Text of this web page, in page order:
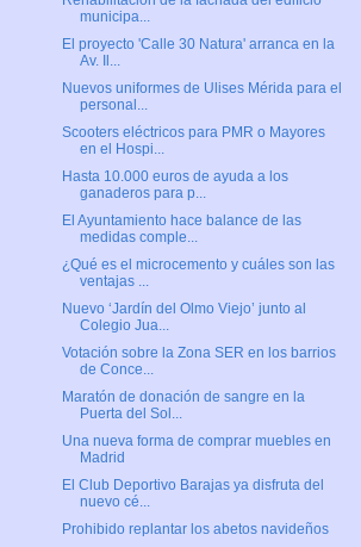
municipa...
El proyecto 'Calle 30 Natura' arranca en la
Av. Il...
Nuevos uniformes de Ulises Mérida para el
personal...
Scooters eléctricos para PMR o Mayores
en el Hospi...
Hasta 10.000 euros de ayuda a los
ganaderos para p...
El Ayuntamiento hace balance de las
medidas comple...
¿Qué es el microcemento y cuáles son las
ventajas ...
Nuevo ‘Jardín del Olmo Viejo’ junto al
Colegio Jua...
Votación sobre la Zona SER en los barrios
de Conce...
Maratón de donación de sangre en la
Puerta del Sol...
Una nueva forma de comprar muebles en
Madrid
El Club Deportivo Barajas ya disfruta del
nuevo cé...
Prohibido replantar los abetos navideños